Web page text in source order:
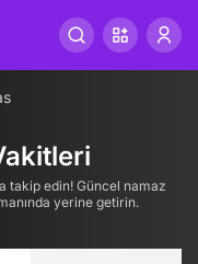
takip edin! Güncel namaz
yerine getirin.